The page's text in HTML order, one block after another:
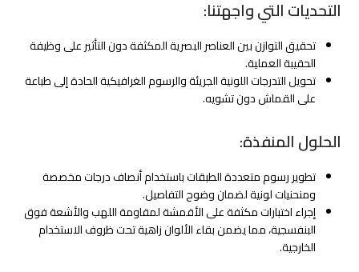
التحديات التي واجهتنا:
تحقيق التوازن بين العناصر البصرية المكثفة دون التأثير على وظيفة
الحقيبة العملية.
تحويل التدرجات اللونية الجريئة والرسوم الغرافيكية الحادة إلى طباعة
على القماش دون تشويه.
الحلول المنفذة:
تطوير رسوم متعددة الطبقات باستخدام أنصاف درجات مخصصة
ومنحنيات لونية لضمان وضوح التفاصيل.
إجراء اختبارات مكثفة على الأقمشة لمقاومة اللهب والأشعة فوق
البنفسجية، مما يضمن بقاء الألوان زاهية تحت ظروف الاستخدام
الخارجية.